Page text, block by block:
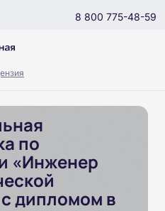
8 800 775-48-59
по
«Инженер
дипломом в